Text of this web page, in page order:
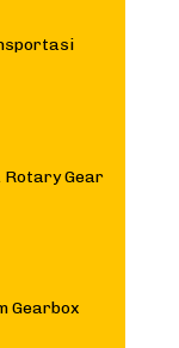
Rotary Gear
Gearbox